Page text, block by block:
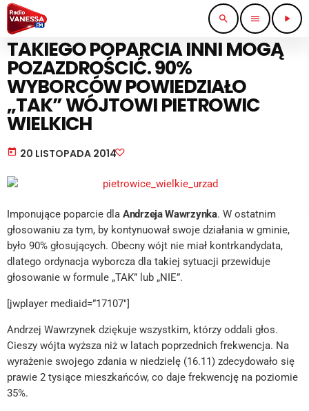
search menu play_arrow
PRACA I BIZNES
TAKIEGO POPARCIA INNI MOGĄ
POZAZDROŚCIĆ. 90%
WYBORCÓW POWIEDZIAŁO
„TAK” WÓJTOWI PIETROWIC
WIELKICH
today 20 LISTOPADA 2014
Imponujące poparcie dla Andrzeja Wawrzynka. W ostatnim
głosowaniu za tym, by kontynuował swoje działania w gminie,
było 90% głosujących. Obecny wójt nie miał kontrkandydata,
dlatego ordynacja wyborcza dla takiej sytuacji przewiduje
głosowanie w formule „TAK” lub „NIE”.
[jwplayer mediaid=”17107″]
Andrzej Wawrzynek dziękuje wszystkim, którzy oddali głos.
Cieszy wójta wyższa niż w latach poprzednich frekwencja. Na
wyrażenie swojego zdania w niedzielę (16.11) zdecydowało się
prawie 2 tysiące mieszkańców, co daje frekwencję na poziomie
35%.